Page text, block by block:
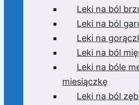
Leki na ból
Leki na ból
Leki na
Leki na ból
Leki na bóle
miesiączkę
Leki na ból